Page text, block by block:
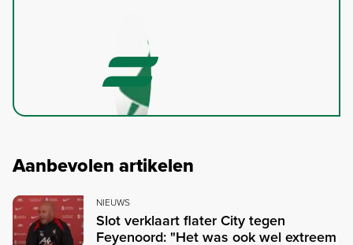
Aanbevolen artikelen
NIEUWS
Slot verklaart flater City tegen
Feyenoord: "Het was ook wel extreem